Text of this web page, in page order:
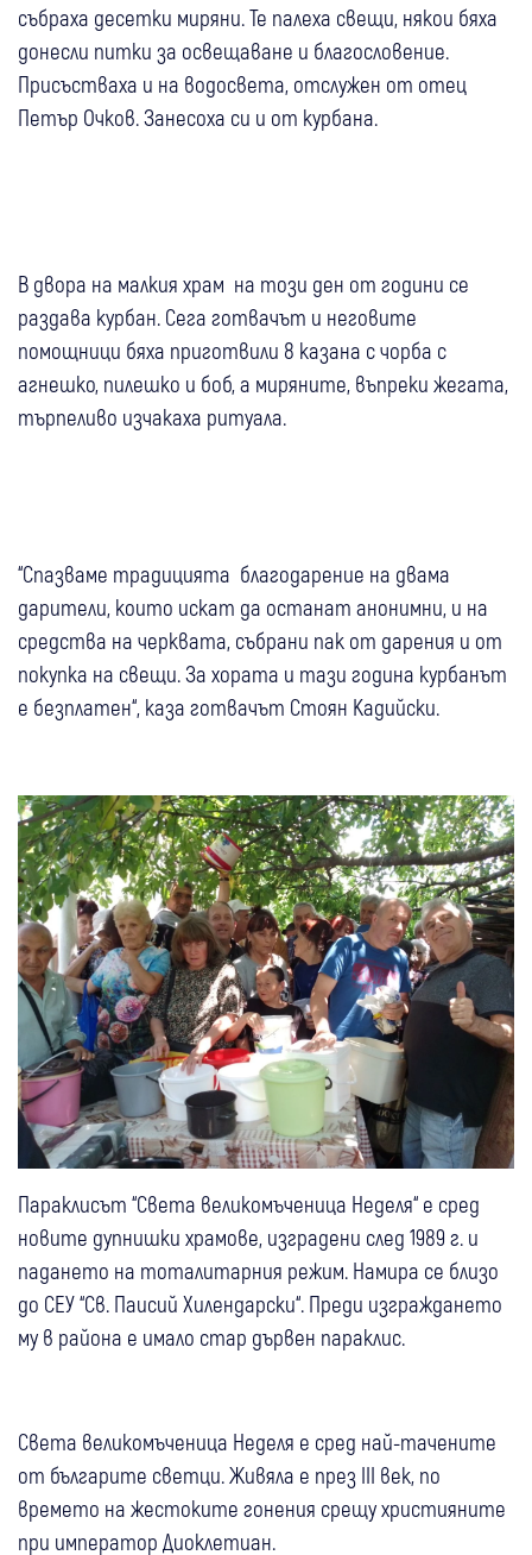
събраха десетки миряни. Те палеха свещи, някои бяха
донесли питки за освещаване и благословение.
Присъстваха и на водосвета, отслужен от отец
Петър Очков. Занесоха си и от курбана.
В двора на малкия храм на този ден от години се
раздава курбан. Сега готвачът и неговите
помощници бяха приготвили 8 казана с чорба с
агнешко, пилешко и боб, а миряните, въпреки жегата,
търпеливо изчакаха ритуала.
“Спазваме традицията благодарение на двама
дарители, които искат да останат анонимни, и на
средства на черквата, събрани пак от дарения и от
покупка на свещи. За хората и тази година курбанът
е безплатен“, каза готвачът Стоян Кадийски.
Параклисът “Света великомъченица Неделя“ е сред
новите дупнишки храмове, изградени след 1989 г. и
падането на тоталитарния режим. Намира се близо
до СЕУ “Св. Паисий Хилендарски“. Преди изграждането
му в района е имало стар дървен параклис.
Света великомъченица Неделя е сред най-тачените
от българите светци. Живяла е през III век, по
времето на жестоките гонения срещу християните
при император Диоклетиан.